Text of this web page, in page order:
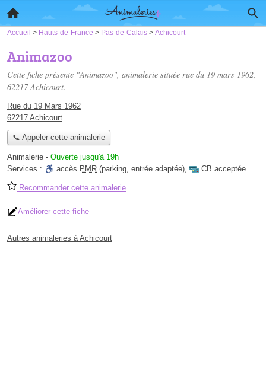
Accueil > Hauts-de-France > Pas-de-Calais > Achicourt
Animazoo
Cette fiche présente "Animazoo", animalerie située rue du 19 mars 1962,
62217 Achicourt.
Rue du 19 Mars 1962
62217 Achicourt
📞 Appeler cette animalerie
Animalerie - Ouverte jusqu'à 19h
Services :
accès PMR (parking, entrée adaptée), CB acceptée
Recommander cette animalerie
Améliorer cette fiche
Autres animaleries à Achicourt